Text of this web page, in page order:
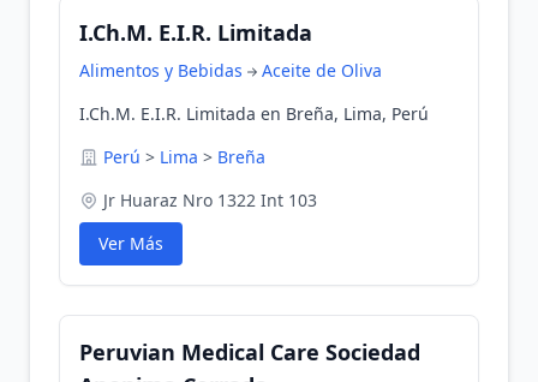
I.Ch.M. E.I.R. Limitada
Alimentos y Bebidas
Aceite de Oliva
I.Ch.M. E.I.R. Limitada en Breña, Lima, Perú
Perú > Lima > Breña
Jr Huaraz Nro 1322 Int 103
Ver Más
Peruvian Medical Care Sociedad